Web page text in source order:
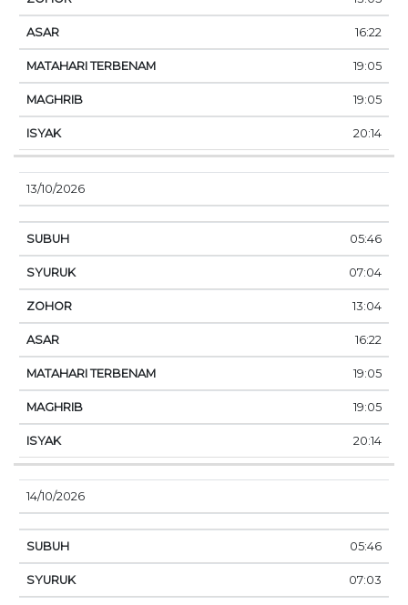
16:22
19:05
19:05
20:14
13/10/2026
05:46
07:04
13:04
16:22
19:05
19:05
20:14
14/10/2026
05:46
07:03